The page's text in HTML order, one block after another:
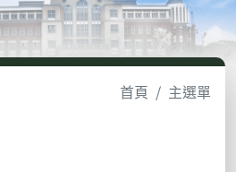
首頁 主選單